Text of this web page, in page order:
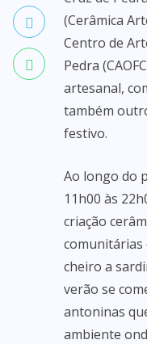
(Cerâmica
Centro de
Pedra
artesanal,
também
festivo.
Ao longo do
11h00 às
criação
comunitárias
cheiro a
verão se
antoninas
ambiente